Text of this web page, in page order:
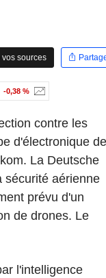
sources
-0,38 %
contre les
d'électronique de
La Deutsche
sécurité aérienne
prévu d'un
de drones. Le
l'intelligence